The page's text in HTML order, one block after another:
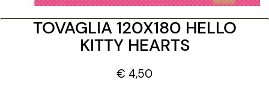
TOVAGLIA 120X180 HELLO
KITTY HEARTS
€ 4,50